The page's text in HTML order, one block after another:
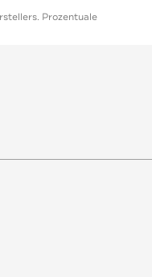
Prozentuale